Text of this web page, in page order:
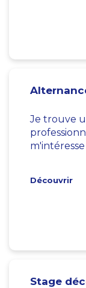
Je trouve
m'intéresse
Découvrir
Stage